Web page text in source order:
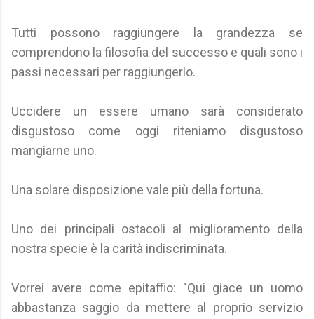
Tutti possono raggiungere la grandezza se
comprendono la filosofia del successo e quali sono i
passi necessari per raggiungerlo.
Uccidere un essere umano sarà considerato
disgustoso come oggi riteniamo disgustoso
mangiarne uno.
Una solare disposizione vale più della fortuna.
Uno dei principali ostacoli al miglioramento della
nostra specie è la carità indiscriminata.
Vorrei avere come epitaffio: "Qui giace un uomo
abbastanza saggio da mettere al proprio servizio